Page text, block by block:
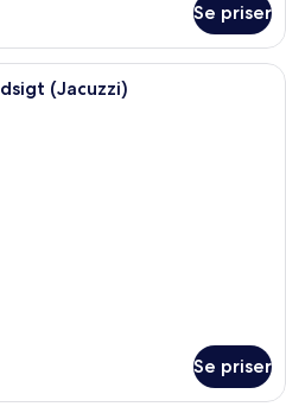
Se priser
Et moderne hotelværelse med en
(Jacuzzi)
Se priser